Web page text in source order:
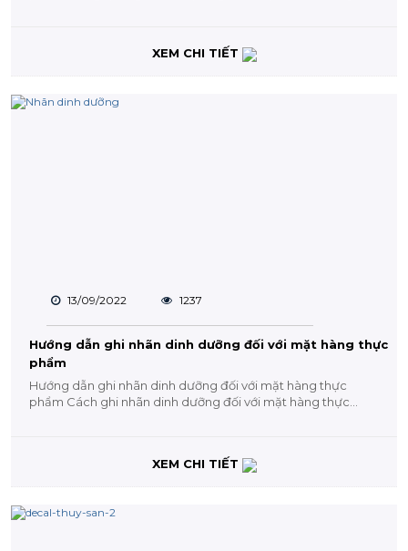
XEM CHI TIẾT
13/09/2022 1237
Hướng dẫn ghi nhãn dinh dưỡng đối với mặt hàng thực
phẩm
Hướng dẫn ghi nhãn dinh dưỡng đối với mặt hàng thực
phẩm Cách ghi nhãn dinh dưỡng đối với mặt hàng thực
XEM CHI TIẾT